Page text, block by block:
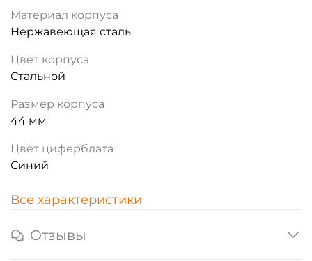
Материал корпуса
Нержавеющая сталь
Цвет корпуса
Стальной
Размер корпуса
44 мм
Цвет циферблата
Синий
Все характеристики
Отзывы